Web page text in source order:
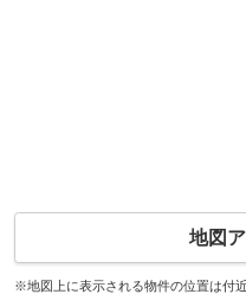
地図
※地図上に表示される物件の位置は付